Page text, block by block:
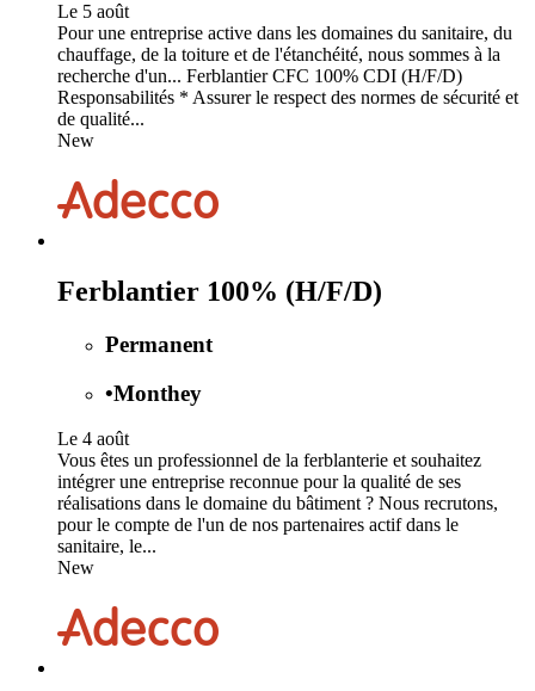
Le 5 août
Pour une entreprise active dans les domaines du sanitaire, du
chauffage, de la toiture et de l'étanchéité, nous sommes à la
recherche d'un... Ferblantier CFC 100% CDI (H/F/D)
Responsabilités * Assurer le respect des normes de sécurité et
de qualité...
New
Ferblantier 100% (H/F/D)
Permanent
•Monthey
Le 4 août
Vous êtes un professionnel de la ferblanterie et souhaitez
intégrer une entreprise reconnue pour la qualité de ses
réalisations dans le domaine du bâtiment ? Nous recrutons,
pour le compte de l'un de nos partenaires actif dans le
sanitaire, le...
New